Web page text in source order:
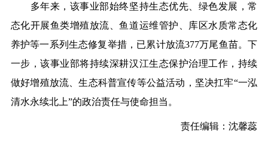
多年来，该事业部始终坚持生态优先、绿色发展，常
态化开展鱼类增殖放流、鱼道运维管护、库区水质常态化
养护等一系列生态修复举措，已累计放流377万尾鱼苗。下
一步，该事业部将持续深耕汉江生态保护治理工作，持续
做好增殖放流、生态科普宣传等公益活动，坚决扛牢“一泓
清水永续北上”的政治责任与使命担当。
责任编辑：沈馨蕊